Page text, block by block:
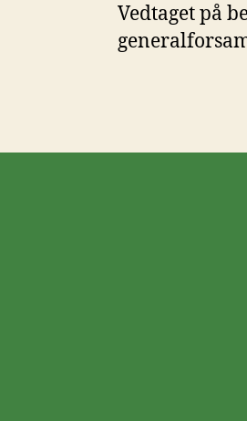
Vedtaget på